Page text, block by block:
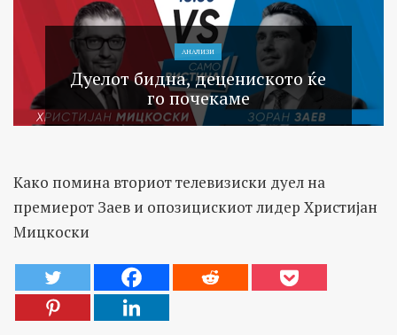
АНАЛИЗИ
Дуелот бидна, децениското ќе
го почекаме
Како помина вториот телевизиски дуел на
премиерот Заев и опозицискиот лидер Христијан
Мицкоски